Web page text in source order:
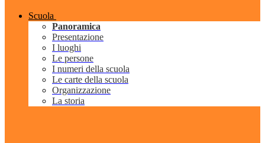
Scuola
Panoramica
Presentazione
I luoghi
Le persone
I numeri della scuola
Le carte della scuola
Organizzazione
La storia